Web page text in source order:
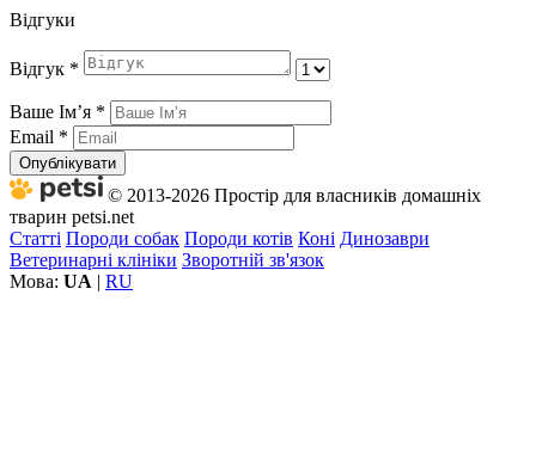
Відгуки
Відгук *
Ваше Імʼя *
Email *
Опублікувати
© 2013-2026 Простір для власників домашніх
тварин petsi.net
Статті Породи собак Породи котів Коні Динозаври
Ветеринарні клініки Зворотній зв'язок
Мова: UA | RU